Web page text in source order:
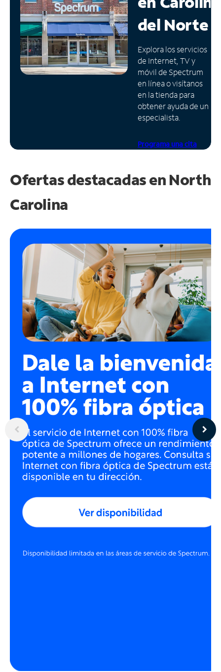
Administrar
cuenta
Encuentra
una
tienda
del Norte
Explora los servicios
de Internet, TV y
móvil de Spectrum
en línea o visítanos
en la tienda para
obtener ayuda de un
especialista.
Programa una cita
Ofertas destacadas en North
Carolina